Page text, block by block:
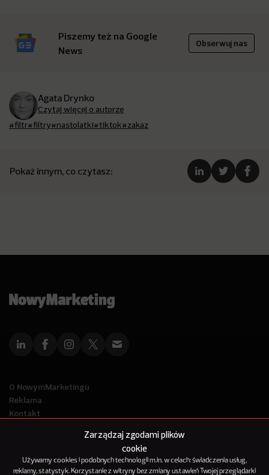
Zarządzaj zgodami plików
cookie
Używamy cookies i podobnych technologii m.in. w celach: świadczenia usług,
reklamy, statystyk. Korzystanie z witryny bez zmiany ustawień Twojej przeglądarki
Piszemy też na Google
News
Obserwuj nas
Agata Drynko
Czytaj więcej o autorze
#filtr#filtry#nastolatki#tiktok#zakaz
Pokaż innym, co czytasz:
O NowymMarketingu
Reklama
Kontakt